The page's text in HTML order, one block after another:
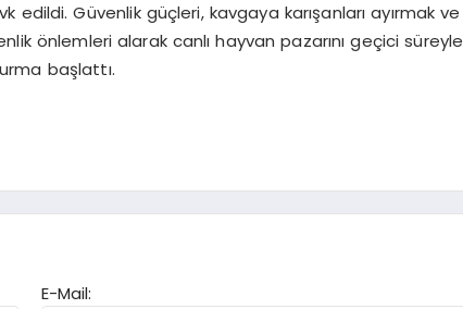
edildi. Güvenlik güçleri, kavgaya karışanları ayırmak ve
önlemleri alarak canlı hayvan pazarını geçici süreyle
başlattı.
E-Mail: